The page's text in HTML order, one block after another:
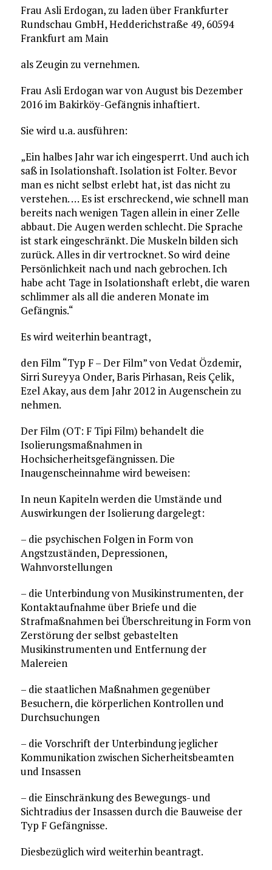
Frau Asli Erdogan, zu laden über Frankfurter
Rundschau GmbH, Hedderichstraße 49, 60594
Frankfurt am Main
als Zeugin zu vernehmen.
Frau Asli Erdogan war von August bis Dezember
2016 im Bakirköy-Gefängnis inhaftiert.
Sie wird u.a. ausführen:
„Ein halbes Jahr war ich eingesperrt. Und auch ich
saß in Isolationshaft. Isolation ist Folter. Bevor
man es nicht selbst erlebt hat, ist das nicht zu
verstehen. … Es ist erschreckend, wie schnell man
bereits nach wenigen Tagen allein in einer Zelle
abbaut. Die Augen werden schlecht. Die Sprache
ist stark eingeschränkt. Die Muskeln bilden sich
zurück. Alles in dir vertrocknet. So wird deine
Persönlichkeit nach und nach gebrochen. Ich
habe acht Tage in Isolationshaft erlebt, die waren
schlimmer als all die anderen Monate im
Gefängnis.“
Es wird weiterhin beantragt,
den Film “Typ F – Der Film” von Vedat Özdemir,
Sirri Sureyya Onder, Baris Pirhasan, Reis Çelik,
Ezel Akay, aus dem Jahr 2012 in Augenschein zu
nehmen.
Der Film (OT: F Tipi Film) behandelt die
Isolierungsmaßnahmen in
Hochsicherheitsgefängnissen. Die
Inaugenscheinnahme wird beweisen:
In neun Kapiteln werden die Umstände und
Auswirkungen der Isolierung dargelegt:
– die psychischen Folgen in Form von
Angstzuständen, Depressionen,
Wahnvorstellungen
– die Unterbindung von Musikinstrumenten, der
Kontaktaufnahme über Briefe und die
Strafmaßnahmen bei Überschreitung in Form von
Zerstörung der selbst gebastelten
Musikinstrumenten und Entfernung der
Malereien
– die staatlichen Maßnahmen gegenüber
Besuchern, die körperlichen Kontrollen und
Durchsuchungen
– die Vorschrift der Unterbindung jeglicher
Kommunikation zwischen Sicherheitsbeamten
und Insassen
– die Einschränkung des Bewegungs- und
Sichtradius der Insassen durch die Bauweise der
Typ F Gefängnisse.
Diesbezüglich wird weiterhin beantragt.